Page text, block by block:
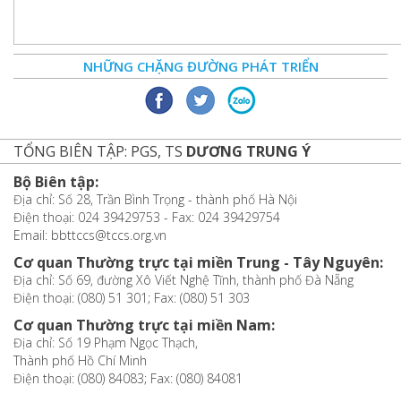
NHỮNG CHẶNG ĐƯỜNG PHÁT TRIỂN
TỔNG BIÊN TẬP: PGS, TS DƯƠNG TRUNG Ý
Bộ Biên tập:
Địa chỉ: Số 28, Trần Bình Trọng - thành phố Hà Nội
Điện thoại: 024 39429753 - Fax: 024 39429754
Email: bbttccs@tccs.org.vn
Cơ quan Thường trực tại miền Trung - Tây Nguyên:
Địa chỉ: Số 69, đường Xô Viết Nghệ Tĩnh, thành phố Đà Nẵng
Điện thoại: (080) 51 301; Fax: (080) 51 303
Cơ quan Thường trực tại miền Nam:
Địa chỉ: Số 19 Phạm Ngọc Thạch,
Thành phố Hồ Chí Minh
Điện thoại: (080) 84083; Fax: (080) 84081